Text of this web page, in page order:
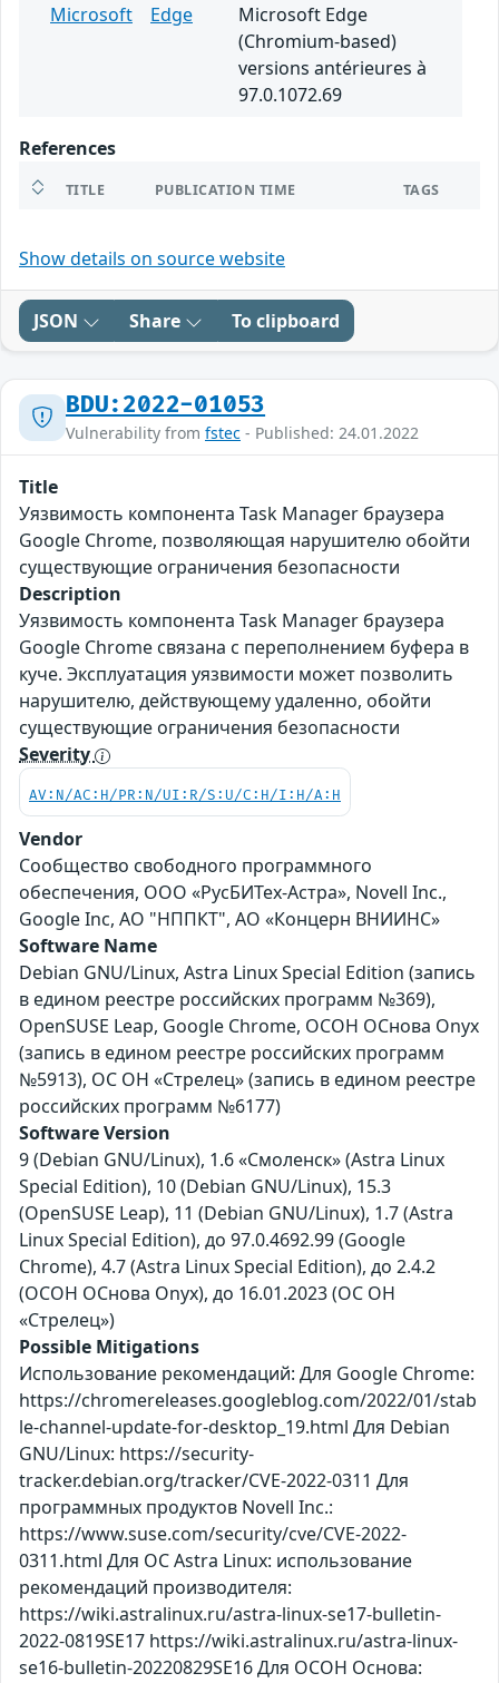
Microsoft Edge
Microsoft Edge
(Chromium-based)
versions antérieures à
97.0.1072.69
References
TITLE PUBLICATION TIME TAGS
Show details on source website
JSON Share To clipboard
BDU:2022-01053
Vulnerability from fstec - Published: 24.01.2022
Title
Уязвимость компонента Task Manager браузера
Google Chrome, позволяющая нарушителю обойти
существующие ограничения безопасности
Description
Уязвимость компонента Task Manager браузера
Google Chrome связана с переполнением буфера в
куче. Эксплуатация уязвимости может позволить
нарушителю, действующему удаленно, обойти
существующие ограничения безопасности
Severity
AV:N/AC:H/PR:N/UI:R/S:U/C:H/I:H/A:H
Vendor
Сообщество свободного программного
обеспечения, ООО «РусБИТех-Астра», Novell Inc.,
Google Inc, АО "НППКТ", АО «Концерн ВНИИНС»
Software Name
Debian GNU/Linux, Astra Linux Special Edition (запись
в едином реестре российских программ №369),
OpenSUSE Leap, Google Chrome, ОСОН ОСнова Оnyx
(запись в едином реестре российских программ
№5913), ОС ОН «Стрелец» (запись в едином реестре
российских программ №6177)
Software Version
9 (Debian GNU/Linux), 1.6 «Смоленск» (Astra Linux
Special Edition), 10 (Debian GNU/Linux), 15.3
(OpenSUSE Leap), 11 (Debian GNU/Linux), 1.7 (Astra
Linux Special Edition), до 97.0.4692.99 (Google
Chrome), 4.7 (Astra Linux Special Edition), до 2.4.2
(ОСОН ОСнова Оnyx), до 16.01.2023 (ОС ОН
«Стрелец»)
Possible Mitigations
Использование рекомендаций: Для Google Chrome:
https://chromereleases.googleblog.com/2022/01/stab
le-channel-update-for-desktop_19.html Для Debian
GNU/Linux: https://security-
tracker.debian.org/tracker/CVE-2022-0311 Для
программных продуктов Novell Inc.:
https://www.suse.com/security/cve/CVE-2022-
0311.html Для ОС Astra Linux: использование
рекомендаций производителя:
https://wiki.astralinux.ru/astra-linux-se17-bulletin-
2022-0819SE17 https://wiki.astralinux.ru/astra-linux-
se16-bulletin-20220829SE16 Для ОСОН Основа: